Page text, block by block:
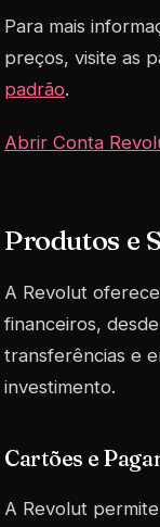
Para mais
preços, visite as
padrão.
Abrir Conta
Produtos e
A Revolut
financeiros,
transferências e
investimento.
Cartões e
A Revolut